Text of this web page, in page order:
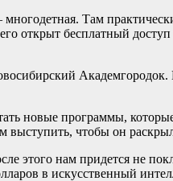
многодетная. Там
открыт бесплатный
новые программы,
выступить, чтобы он
этого нам придется не
в искусственный